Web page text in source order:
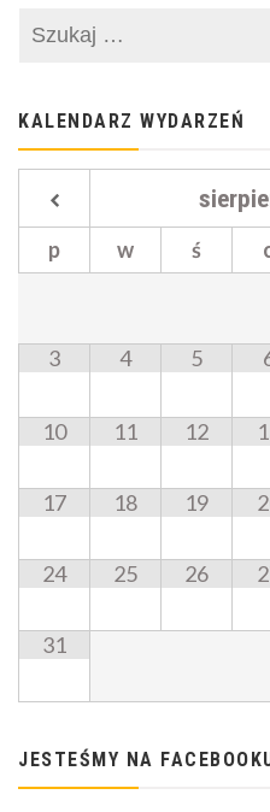
KALENDARZ WYDARZEŃ
p w ś
3 4 5
10 11 12
17 18 19
24 25 26
31
JESTEŚMY NA